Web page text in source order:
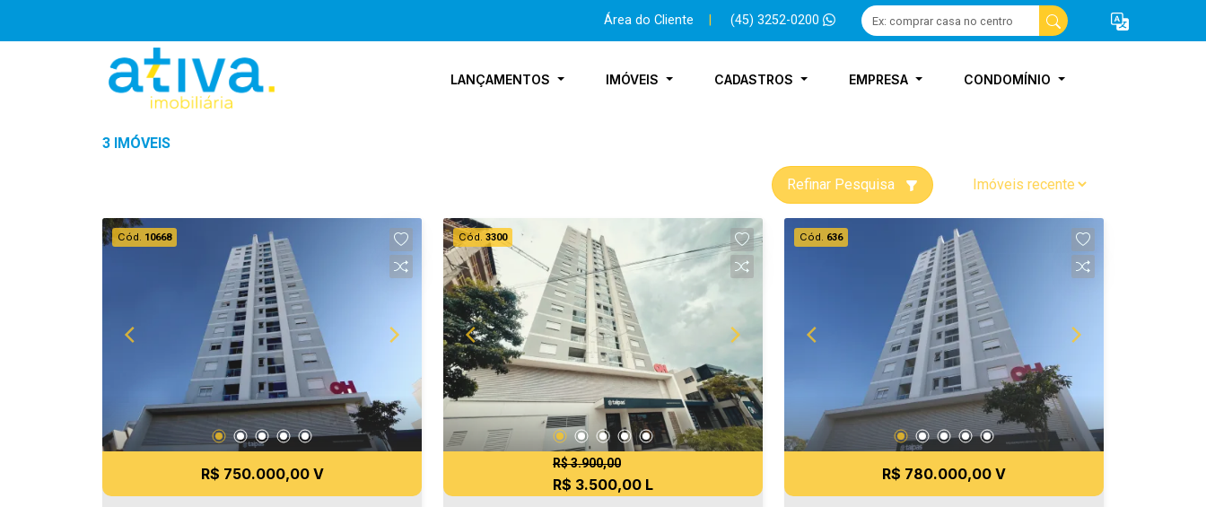
Área do Cliente (45) 3252-0200
LANÇAMENTOS IMÓVEIS CADASTROS EMPRESA CONDOMÍNIO
3 IMÓVEIS
Refinar Pesquisa
Cód. 10668
R$ 750.000,00 V
Cód. 3300
R$ 3.900,00
R$ 3.500,00 L
Cód. 636
R$ 780.000,00 V